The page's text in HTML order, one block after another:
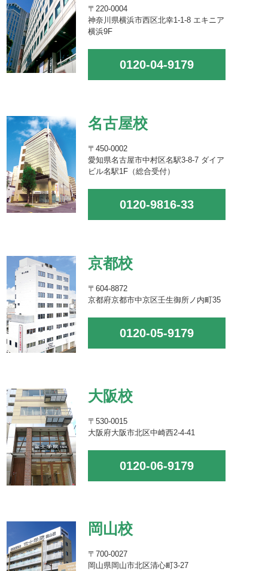
〒220-0004
神奈川県横浜市西区北幸1-1-8 エキニア
横浜9F
0120-04-9179
名古屋校
〒450-0002
愛知県名古屋市中村区名駅3-8-7 ダイア
ビル名駅1F（総合受付）
0120-9816-33
京都校
〒604-8872
京都府京都市中京区壬生御所ノ内町35
0120-05-9179
大阪校
〒530-0015
大阪府大阪市北区中崎西2-4-41
0120-06-9179
岡山校
〒700-0027
岡山県岡山市北区清心町3-27